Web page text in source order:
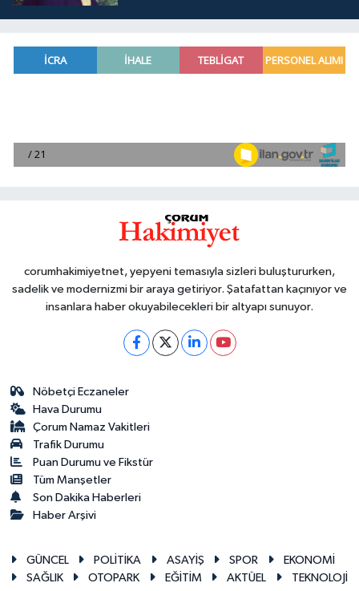
corumhakimiyetnet, yepyeni temasıyla sizleri buluştururken,
sadelik ve modernizmi bir araya getiriyor. Şatafattan kaçınıyor ve
insanlara haber okuyabilecekleri bir altyapı sunuyor.
Nöbetçi Eczaneler
Hava Durumu
Çorum Namaz Vakitleri
Trafik Durumu
Puan Durumu ve Fikstür
Tüm Manşetler
Son Dakika Haberleri
Haber Arşivi
GÜNCEL POLİTİKA ASAYİŞ SPOR
EKONOMİ
SAĞLIK
OTOPARK EĞİTİM AKTÜEL TEKNOLOJİ